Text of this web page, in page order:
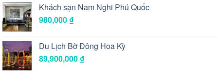
Khách sạn Nam Nghi Phú Quốc
980,000 ₫
Du Lịch Bờ Đông Hoa Kỳ
89,900,000 ₫